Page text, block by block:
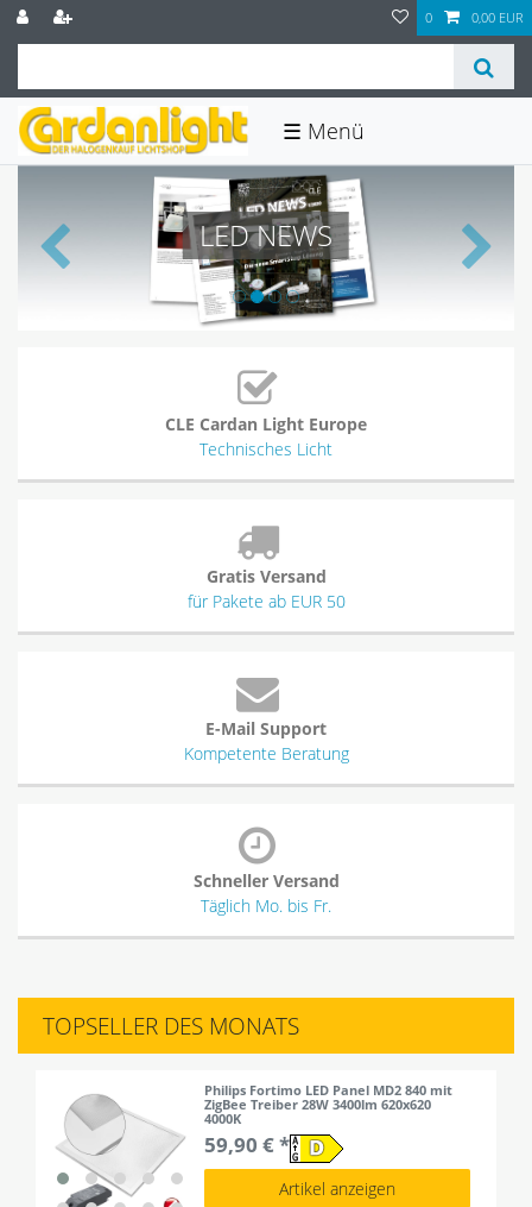
0 0,00 EUR
☰
LED NEWS
CLE Cardan Light Europe
Technisches Licht
Gratis Versand
für Pakete ab EUR 50
E-Mail Support
Kompetente Beratung
Schneller Versand
Täglich Mo. bis Fr.
TOPSELLER DES MONATS
Philips Fortimo LED Panel MD2 840 mit
ZigBee Treiber 28W 3400lm 620x620
4000K
59,90 € *
Artikel anzeigen